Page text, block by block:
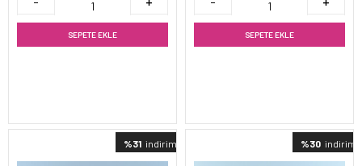
SEPETE EKLE SEPETE EKLE
%31 indirimli %30 indirimli